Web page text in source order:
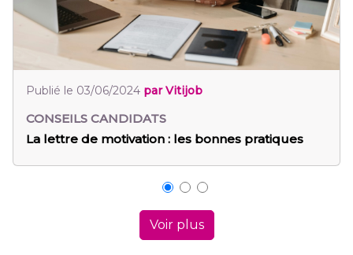
bonnes pratiques
Publié le 03/06/2024
Gestion du stress vs
Voir plus